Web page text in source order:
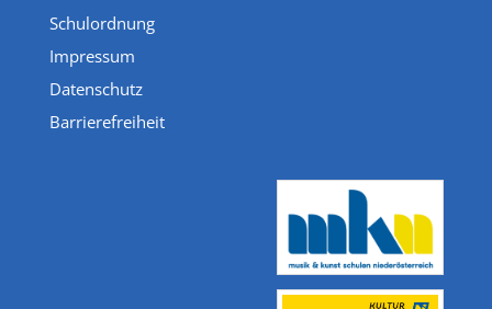
Schulordnung
Impressum
Datenschutz
Barrierefreiheit